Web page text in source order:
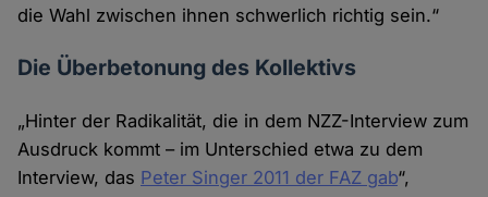
die Wahl zwischen ihnen schwerlich richtig sein.“
Die Überbetonung des Kollektivs
„Hinter der Radikalität, die in dem NZZ-Interview zum
Ausdruck kommt – im Unterschied etwa zu dem
Interview, das Peter Singer 2011 der FAZ gab“,